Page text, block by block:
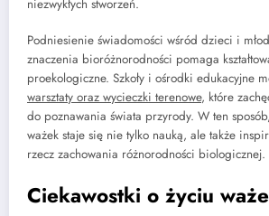
niezwykłych stworzeń.
Podniesienie świadomości wśród dzieci i
znaczenia bioróżnorodności pomaga
proekologiczne. Szkoły i ośrodki edukacyjne
warsztaty oraz wycieczki terenowe, które
do poznawania świata przyrody. W ten
ważek staje się nie tylko nauką, ale także
rzecz zachowania różnorodności biologicznej.
Ciekawostki o życiu